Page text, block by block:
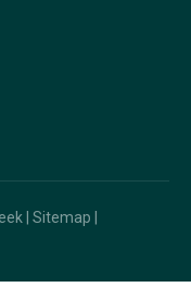
| Sitemap